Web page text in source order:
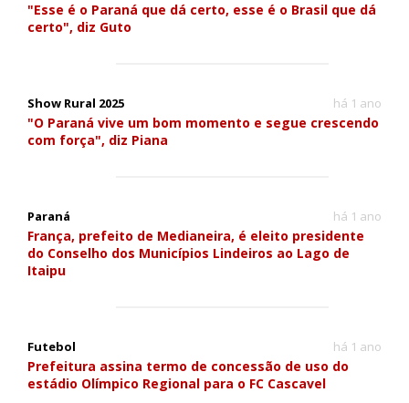
"Esse é o Paraná que dá certo, esse é o Brasil que dá
certo", diz Guto
Show Rural 2025 há 1 ano
"O Paraná vive um bom momento e segue crescendo
com força", diz Piana
Paraná há 1 ano
França, prefeito de Medianeira, é eleito presidente
do Conselho dos Municípios Lindeiros ao Lago de
Itaipu
Futebol há 1 ano
Prefeitura assina termo de concessão de uso do
estádio Olímpico Regional para o FC Cascavel